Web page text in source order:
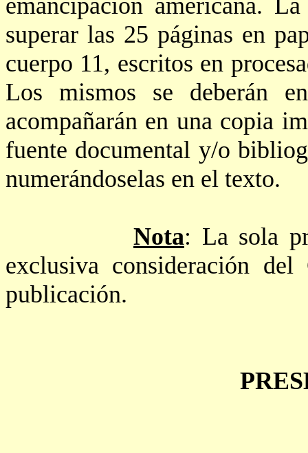
emancipación americana.
superar las 25 páginas en
cuerpo 11, escritos en
Los mismos se deberán
acompañarán en una copia
fuente documental y/o
numerándoselas en el texto.
Nota: La sola
exclusiva consideración
publicación.